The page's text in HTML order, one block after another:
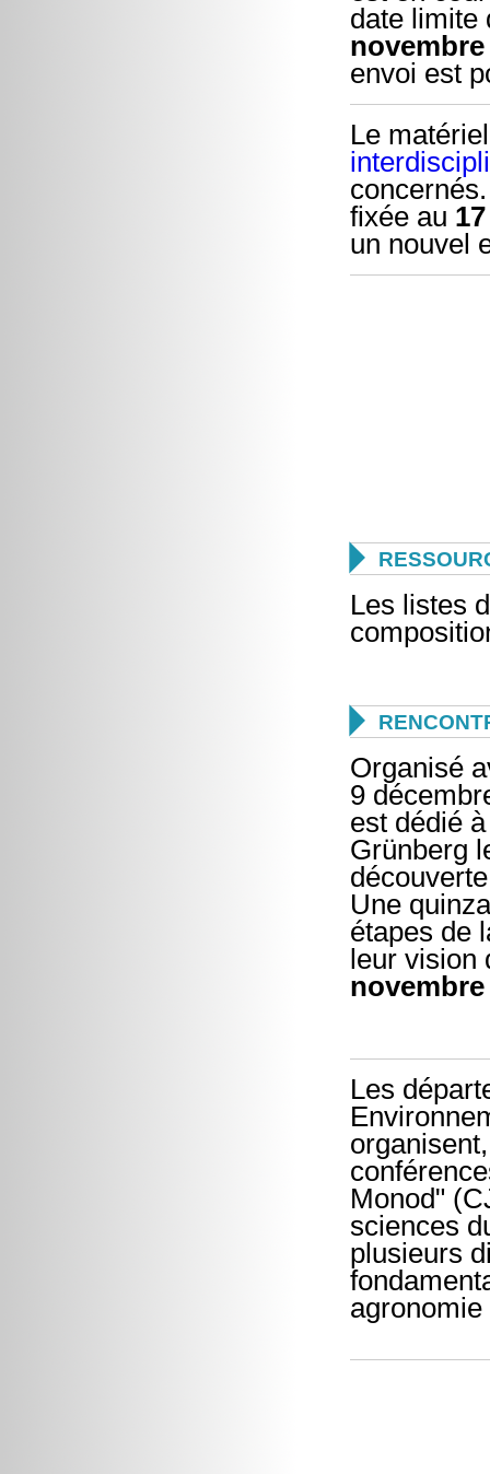
date limite
novembre
envoi est
Le
fixée au
un nouvel

Les listes

Organisé
9
est dédié
Grünberg
Une
étapes de
leur
novembre
Les
Monod"
sciences
plusieurs
agronomie